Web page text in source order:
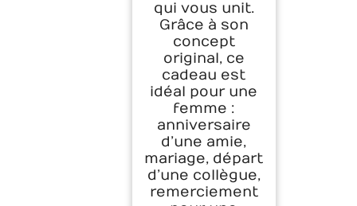
qui vous unit.
Grâce à son
concept
original, ce
cadeau est
idéal pour une
femme :
anniversaire
d’une amie,
mariage, départ
d’une collègue,
remerciement